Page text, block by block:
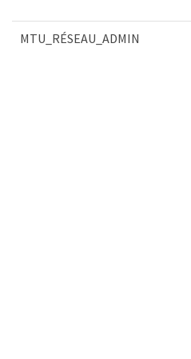
MTU_RÉSEAU_ADMIN